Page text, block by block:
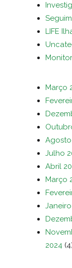
LIFE
Março
Agosto
Julho
Abril
Março
2024